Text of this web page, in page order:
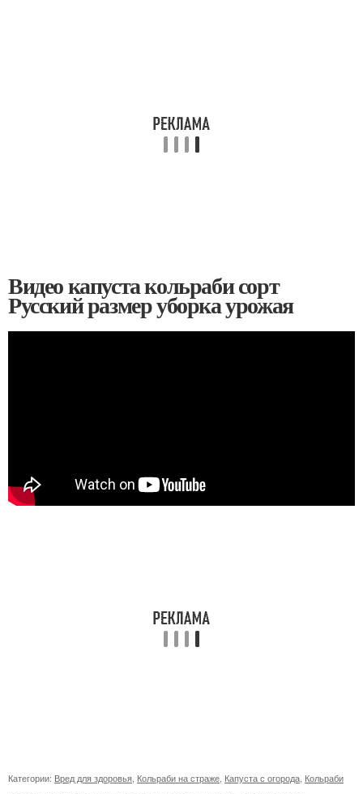
Видео капуста кольраби сорт
Русский размер уборка урожая
Категории: Вред для здоровья Кольраби на страже Капуста с огорода Кольраби